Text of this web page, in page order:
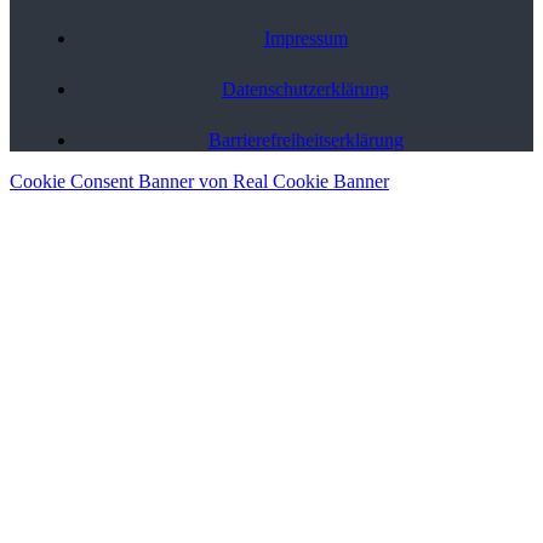
Impressum
Datenschutzerklärung
Barriere­freiheits­erklärung
Cookie Consent Banner von Real Cookie Banner